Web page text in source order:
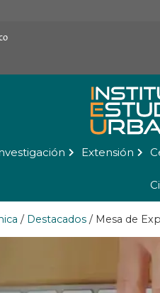
Extensión
/ Destacados / Mesa de